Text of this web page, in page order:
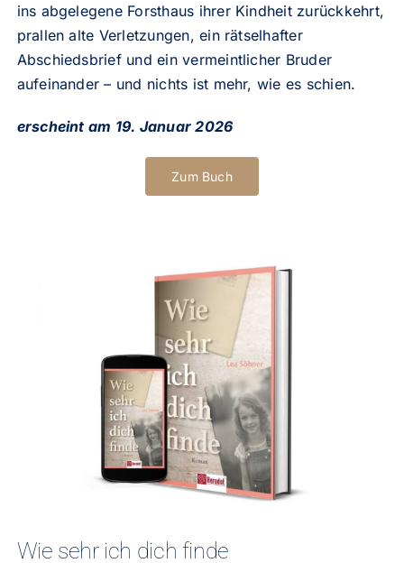
ins abgelegene Forsthaus ihrer Kindheit zurückkehrt,
prallen alte Verletzungen, ein rätselhafter
Abschiedsbrief und ein vermeintlicher Bruder
aufeinander – und nichts ist mehr, wie es schien.
erscheint am 19. Januar 2026
Zum Buch
Wie sehr ich dich finde